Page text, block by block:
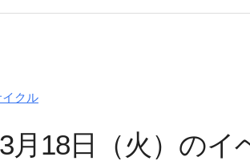
イクル
月18日（火）の